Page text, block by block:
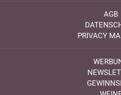
AGB
PRIVACY